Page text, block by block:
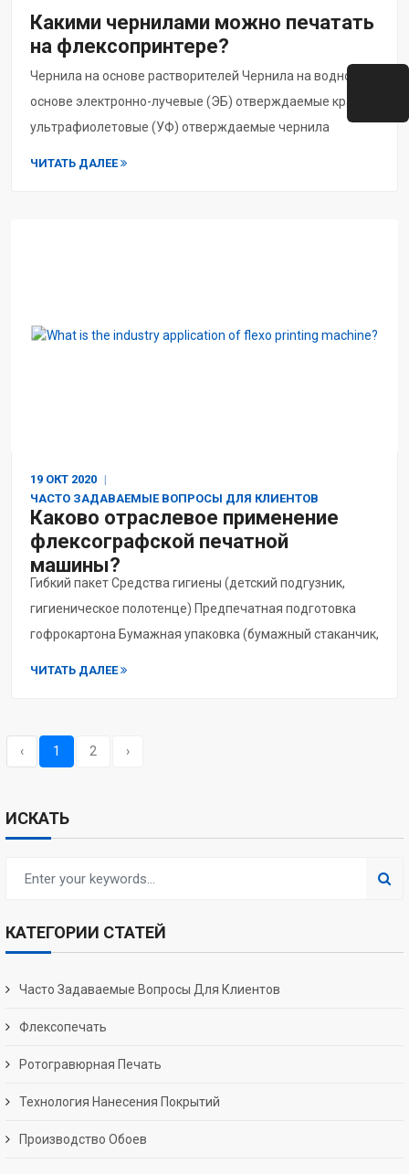
Какими чернилами можно печатать
на флексопринтере?
Чернила на основе растворителей Чернила на водной
основе электронно-лучевые (ЭБ) отверждаемые краски
ультрафиолетовые (УФ) отверждаемые чернила
ЧИТАТЬ ДАЛЕЕ
19 ОКТ 2020
ЧАСТО ЗАДАВАЕМЫЕ ВОПРОСЫ ДЛЯ КЛИЕНТОВ
Каково отраслевое применение
флексографской печатной
машины?
Гибкий пакет Средства гигиены (детский подгузник,
гигиеническое полотенце) Предпечатная подготовка
гофрокартона Бумажная упаковка (бумажный стаканчик,
ЧИТАТЬ ДАЛЕЕ
‹ 1 2 ›
ИСКАТЬ
КАТЕГОРИИ СТАТЕЙ
Часто Задаваемые Вопросы Для Клиентов
Флексопечать
Ротогравюрная Печать
Технология Нанесения Покрытий
Производство Обоев